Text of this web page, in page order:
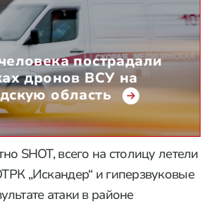
пострадали
дронов ВСУ на
область
SHOT, всего на столицу летели
„Искандер“ и гиперзвуковые
атаки в районе